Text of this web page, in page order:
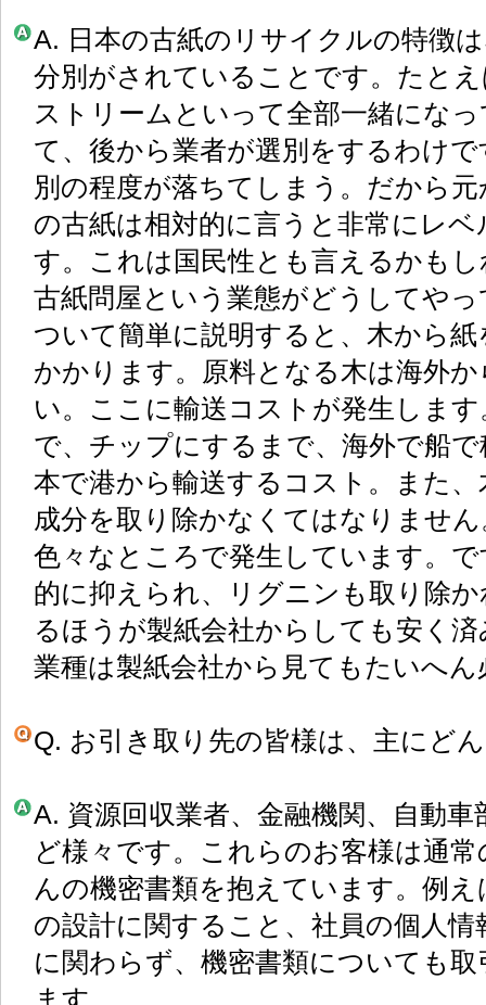
A. 日本の古紙のリサイクルの特徴
分別がされていることです。たと
ストリームといって全部一緒にな
て、後から業者が選別をするわけ
別の程度が落ちてしまう。だから
の古紙は相対的に言うと非常にレ
す。これは国民性とも言えるかも
古紙問屋という業態がどうしてや
ついて簡単に説明すると、木から
かかります。原料となる木は海外
い。ここに輸送コストが発生しま
で、チップにするまで、海外で船
本で港から輸送するコスト。また
成分を取り除かなくてはなりませ
色々なところで発生しています。
的に抑えられ、リグニンも取り除
るほうが製紙会社からしても安く
業種は製紙会社から見てもたいへ
Q. お引き取り先の皆様は、主にど
A. 資源回収業者、金融機関、自動
ど様々です。これらのお客様は通
んの機密書類を抱えています。例
の設計に関すること、社員の個人
に関わらず、機密書類についても
ます。